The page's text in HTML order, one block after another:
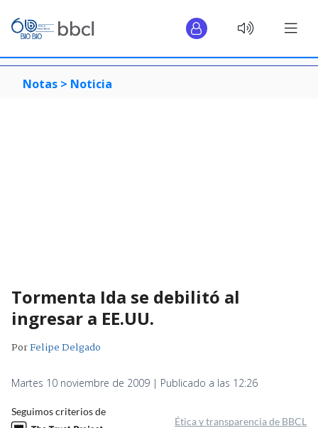
Notas > Noticia
Tormenta Ida se debilitó al
ingresar a EE.UU.
PorFelipe Delgado
Martes 10 noviembre de 2009 | Publicado a las 12:26
Seguimos criterios de
Ética y transparencia de BBCL